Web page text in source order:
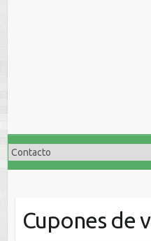
Cupones de